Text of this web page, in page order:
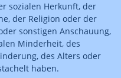
sozialen Herkunft, der
der Religion oder der
sonstigen Anschauung,
Minderheit, des
des Alters oder
haben.